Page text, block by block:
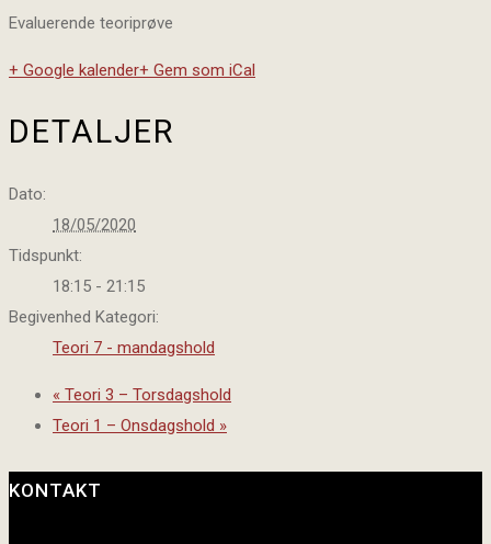
Evaluerende teoriprøve
+ Google kalender+ Gem som iCal
DETALJER
Dato:
18/05/2020
Tidspunkt:
18:15 - 21:15
Begivenhed Kategori:
Teori 7 - mandagshold
« Teori 3 – Torsdagshold
Teori 1 – Onsdagshold »
KONTAKT